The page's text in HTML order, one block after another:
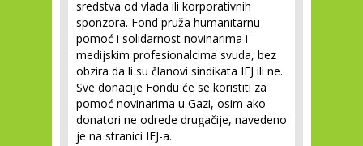
sredstva od vlada ili korporativnih
sponzora. Fond pruža humanitarnu
pomoć i solidarnost novinarima i
medijskim profesionalcima svuda, bez
obzira da li su članovi sindikata IFJ ili ne.
Sve donacije Fondu će se koristiti za
pomoć novinarima u Gazi, osim ako
donatori ne odrede drugačije, navedeno
je na stranici IFJ-a.